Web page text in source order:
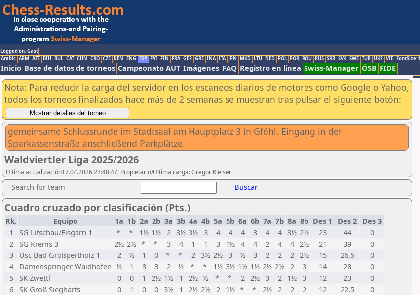
Logged on: Gast
Arabic ARM AZE BIH BUL CAT CHN CRO CZE DEN ENG ESP FAI FIN FRA GER GRE INA ITA JPN MKD LTU NED POL POR ROU RUS SRB SVK SWE TUR UKR VIE
Inicio Base de datos de torneos Campeonato AUT Imágenes FAQ Registro en línea Swiss-Manager ÖSB FIDE
Nota: Para reducir la carga del servidor en los escaneos diarios de motores como Google o Yahoo,
todos los torneos finalizados hace más de 2 semanas se muestran tras pulsar el siguiente botón:
gemeinsame Schlussrunde im Stadtsaal am Hauptplatz 3 in Gföhl, Eingang in der
Sparkassenstraße anschließend Parkplätze.
Waldviertler Liga 2025/2026
Última actualización17.04.2026 22:48:47, Propietario/Última carga: Gregor Kleiser
Search for team Buscar
Cuadro cruzado por clasificación (Pts.)
Rk. Equipo 1a 1b 2a 2b 3a 3b 4a 4b 5a 5b 6a 6b 7a 7b 8a 8b Des 1 Des 2 Des 3
1
SG Litschau/Eisgarn 1 * * 1½ 1½ 2 3½ 3½ 3 4 4 4 3 4 4 3½ 2½ 23 44
0
2
SG Krems 3 2½ 2½ * * 3 4 1 1 3 1½ 4 4 2 4 4 2½ 21 39
0
3
Usc Bad Großpertholz 1 2 ½ 1 0 * * 2 3½ 2½ 3 ½ 3 2 2 2 2½ 15 26,5
0
4
Damenspringer Waidhofen ½ 1 3 3 2 ½ * * 1½ 3½ 1½ 1½ 2½ 2½ 2 3 14 28
0
5
SK Zwettl 0 0 1 2½ 1½ 1 2½ ½ * * 2 2½ 3 2 1½ 3 12 23
0
6
SK Groß Siegharts 0 1 0 0 3½ 1 2½ 2½ 2 1½ * * 2½ 2 2 2 12 22,5
0